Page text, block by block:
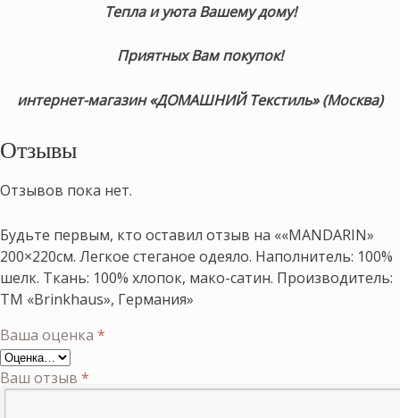
Тепла и уюта Вашему дому!
Приятных Вам покупок!
интернет-магазин «ДОМАШНИЙ Текстиль» (Москва)
Отзывы
Отзывов пока нет.
Будьте первым, кто оставил отзыв на ««MANDARIN»
200×220см. Легкое стеганое одеяло. Наполнитель: 100%
шелк. Ткань: 100% хлопок, мако-сатин. Производитель:
ТМ «Brinkhaus», Германия»
Ваша оценка *
Ваш отзыв *